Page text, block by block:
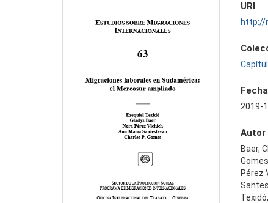
URI
http://
Fecha
2019-
Autor
Baer,
Pérez